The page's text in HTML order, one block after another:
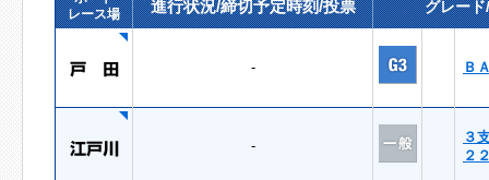
レース場
進行状況/締切予定時刻/投票 グレー
- Ｂ
-
３
２